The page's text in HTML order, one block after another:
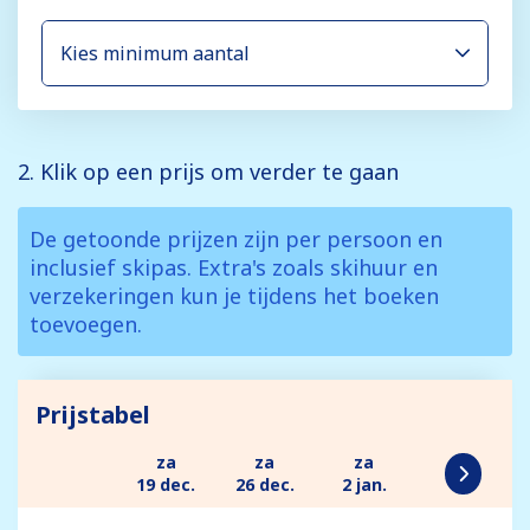
2. Klik op een prijs om verder te gaan
De getoonde prijzen zijn per persoon en
inclusief skipas. Extra's zoals skihuur en
verzekeringen kun je tijdens het boeken
toevoegen.
Prijstabel
za
19 dec.
za
26 dec.
za
2 jan.